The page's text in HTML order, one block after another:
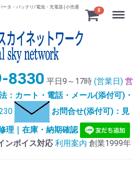
ータ・バッテリ/電池・充電器 (小売通
0 Menu
8330 平日9～17時 (営業日) 営
：カート・電話・メール(添付可)・
お問合せ(添付可)：見
理｜在庫・納期確認
ンボイス対応 利用案内 創業1999年